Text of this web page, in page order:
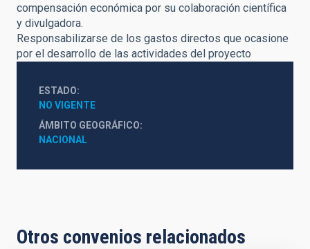
compensación económica por su colaboración científica
y divulgadora.
Responsabilizarse de los gastos directos que ocasione
por el desarrollo de las actividades del proyecto
ESTADO
NO VIGENTE
ÁMBITO GEOGRÁFICO
NACIONAL
Otros convenios relacionados